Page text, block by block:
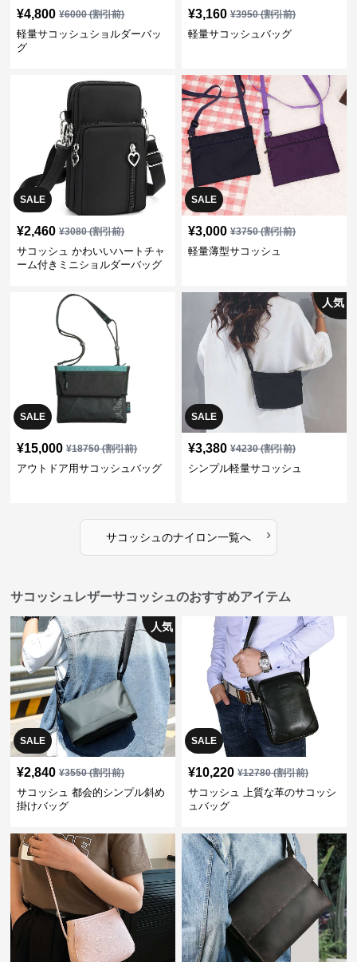
¥4,800 ¥6000(割引前)
軽量サコッシュショルダーバッ
グ
¥3,160 ¥3950(割引前)
軽量サコッシュバッグ
SALE
¥2,460 ¥3080(割引前)
サコッシュ かわいいハートチャ
ーム付きミニショルダーバッグ
SALE
¥3,000 ¥3750(割引前)
軽量薄型サコッシュ
SALE
¥15,000 ¥18750(割引前)
アウトドア用サコッシュバッグ
SALE
人気
¥3,380 ¥4230(割引前)
シンプル軽量サコッシュ
サコッシュ のナイロン一覧へ ›
サコッシュレザーサコッシュのおすすめアイテム
SALE
人気
¥2,840 ¥3550(割引前)
サコッシュ 都会的シンプル斜め
掛けバッグ
SALE
¥10,220 ¥12780(割引前)
サコッシュ 上質な革のサコッシ
ュバッグ